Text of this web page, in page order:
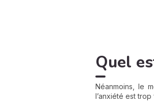
Quel
Néanmoins, le
l’anxiété est